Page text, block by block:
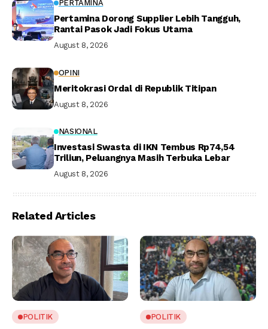
PERTAMINA
Pertamina Dorong Supplier Lebih Tangguh,
Rantai Pasok Jadi Fokus Utama
August 8, 2026
OPINI
Meritokrasi Ordal di Republik Titipan
August 8, 2026
NASIONAL
Investasi Swasta di IKN Tembus Rp74,54
Triliun, Peluangnya Masih Terbuka Lebar
August 8, 2026
Related Articles
POLITIK POLITIK